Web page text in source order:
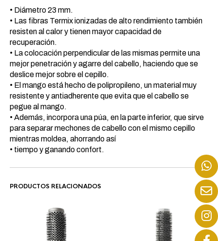
• Diámetro 23 mm.
• Las fibras Termix ionizadas de alto rendimiento también
resisten al calor y tienen mayor capacidad de
recuperación.
• La colocación perpendicular de las mismas permite una
mejor penetración y agarre del cabello, haciendo que se
deslice mejor sobre el cepillo.
• El mango está hecho de polipropileno, un material muy
resistente y antiadherente que evita que el cabello se
pegue al mango.
• Además, incorpora una púa, en la parte inferior, que sirve
para separar mechones de cabello con el mismo cepillo
mientras moldea, ahorrando así
• tiempo y ganando confort.
PRODUCTOS RELACIONADOS